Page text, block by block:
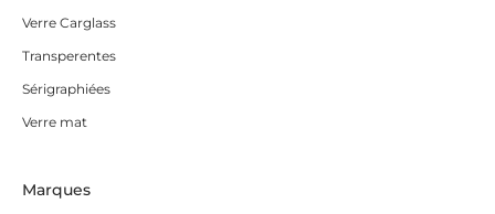
Verre Carglass
Transperentes
Sérigraphiées
Verre mat
Marques